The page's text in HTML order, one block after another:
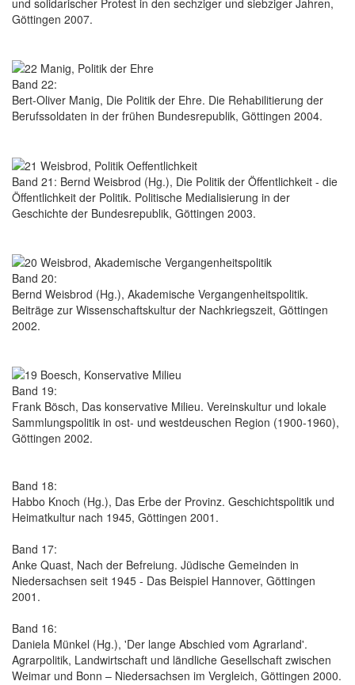
und solidarischer Protest in den sechziger und siebziger Jahren,
Göttingen 2007.
Band 22:
Bert-Oliver Manig, Die Politik der Ehre. Die Rehabilitierung der
Berufssoldaten in der frühen Bundesrepublik, Göttingen 2004.
Band 21: Bernd Weisbrod (Hg.), Die Politik der Öffentlichkeit - die
Öffentlichkeit der Politik. Politische Medialisierung in der
Geschichte der Bundesrepublik, Göttingen 2003.
Band 20:
Bernd Weisbrod (Hg.), Akademische Vergangenheitspolitik.
Beiträge zur Wissenschaftskultur der Nachkriegszeit, Göttingen
2002.
Band 19:
Frank Bösch, Das konservative Milieu. Vereinskultur und lokale
Sammlungspolitik in ost- und westdeuschen Region (1900-1960),
Göttingen 2002.
Band 18:
Habbo Knoch (Hg.), Das Erbe der Provinz. Geschichtspolitik und
Heimatkultur nach 1945, Göttingen 2001.
Band 17:
Anke Quast, Nach der Befreiung. Jüdische Gemeinden in
Niedersachsen seit 1945 - Das Beispiel Hannover, Göttingen
2001.
Band 16:
Daniela Münkel (Hg.), 'Der lange Abschied vom Agrarland'.
Agrarpolitik, Landwirtschaft und ländliche Gesellschaft zwischen
Weimar und Bonn – Niedersachsen im Vergleich, Göttingen 2000.